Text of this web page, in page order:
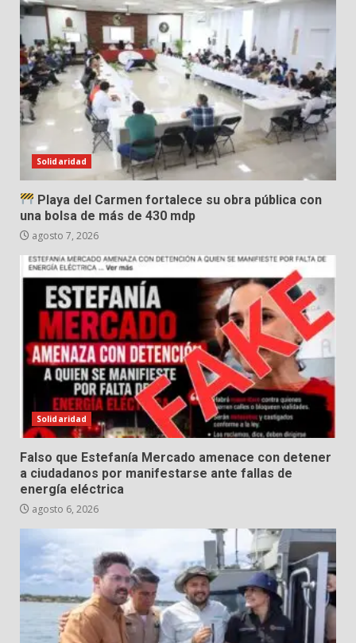
Solidaridad
Playa del Carmen fortalece su obra pública con
una bolsa de más de 430 mdp
agosto 7, 2026
Solidaridad
Falso que Estefanía Mercado amenace con detener
a ciudadanos por manifestarse ante fallas de
energía eléctrica
agosto 6, 2026